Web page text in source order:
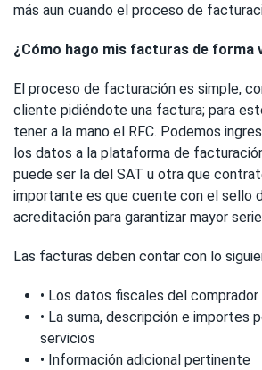
más aun cuando el proceso de
¿Cómo hago mis facturas de forma
El proceso de facturación es simple,
cliente pidiéndote una factura; para
tener a la mano el RFC. Podemos
los datos a la plataforma de
puede ser la del SAT u otra que
importante es que cuente con el sello
acreditación para garantizar mayor
Las facturas deben contar con lo
• Los datos fiscales del comprador
• La suma, descripción e importes
servicios
• Información adicional pertinente